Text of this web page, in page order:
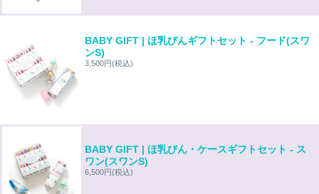
BABY GIFT | ほ乳びんギフトセット - フード(スワ
ンS)
3,500円(税込)
BABY GIFT | ほ乳びん・ケースギフトセット - ス
ワン(スワンS)
6,500円(税込)